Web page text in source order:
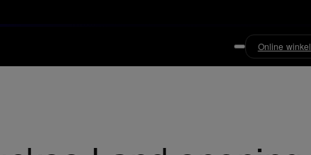
Online winkel